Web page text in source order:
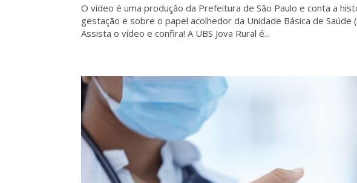
O vídeo é uma produção da Prefeitura de São Paulo e conta a
gestação e sobre o papel acolhedor da Unidade Básica de Saúde
Assista o vídeo e confira! A UBS Jova Rural é...